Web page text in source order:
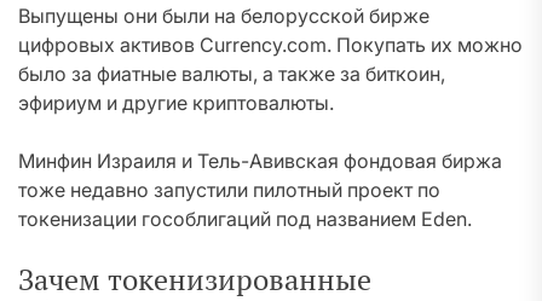
Выпущены они были на белорусской бирже
цифровых активов Currency.com. Покупать их можно
было за фиатные валюты, а также за биткоин,
эфириум и другие криптовалюты.
Минфин Израиля и Тель-Авивская фондовая биржа
тоже недавно запустили пилотный проект по
токенизации гособлигаций под названием Eden.
Зачем токенизированные